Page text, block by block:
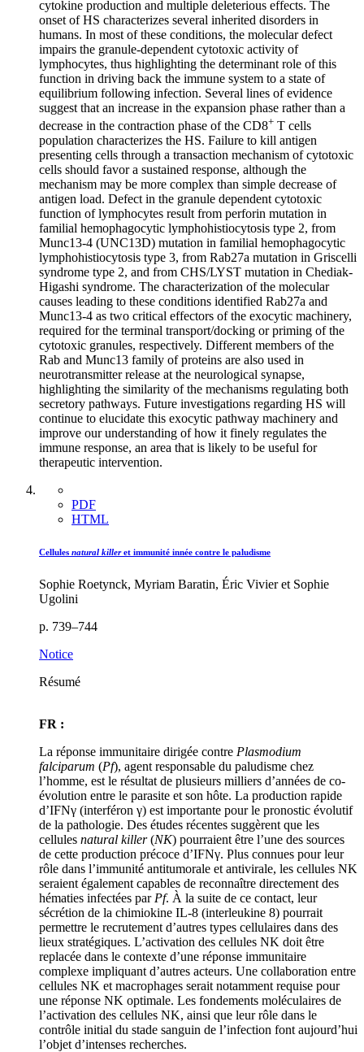
cytokine production and multiple deleterious effects. The
onset of HS characterizes several inherited disorders in
humans. In most of these conditions, the molecular defect
impairs the granule-dependent cytotoxic activity of
lymphocytes, thus highlighting the determinant role of this
function in driving back the immune system to a state of
equilibrium following infection. Several lines of evidence
suggest that an increase in the expansion phase rather than a
decrease in the contraction phase of the CD8+ T cells
population characterizes the HS. Failure to kill antigen
presenting cells through a transaction mechanism of cytotoxic
cells should favor a sustained response, although the
mechanism may be more complex than simple decrease of
antigen load. Defect in the granule dependent cytotoxic
function of lymphocytes result from perforin mutation in
familial hemophagocytic lymphohistiocytosis type 2, from
Munc13-4 (UNC13D) mutation in familial hemophagocytic
lymphohistiocytosis type 3, from Rab27a mutation in Griscelli
syndrome type 2, and from CHS/LYST mutation in Chediak-
Higashi syndrome. The characterization of the molecular
causes leading to these conditions identified Rab27a and
Munc13-4 as two critical effectors of the exocytic machinery,
required for the terminal transport/docking or priming of the
cytotoxic granules, respectively. Different members of the
Rab and Munc13 family of proteins are also used in
neurotransmitter release at the neurological synapse,
highlighting the similarity of the mechanisms regulating both
secretory pathways. Future investigations regarding HS will
continue to elucidate this exocytic pathway machinery and
improve our understanding of how it finely regulates the
immune response, an area that is likely to be useful for
therapeutic intervention.
PDF
HTML
Cellules natural killeret immunité innée contre le paludisme
Sophie Roetynck, Myriam Baratin, Éric Vivier et Sophie
Ugolini
p. 739–744
Notice
Résumé
FR :
La réponse immunitaire dirigée contre Plasmodium
falciparum (Pf), agent responsable du paludisme chez
l’homme, est le résultat de plusieurs milliers d’années de co-
évolution entre le parasite et son hôte. La production rapide
d’IFNγ (interféron γ) est importante pour le pronostic évolutif
de la pathologie. Des études récentes suggèrent que les
cellules natural killer(NK) pourraient être l’une des sources
de cette production précoce d’IFNγ. Plus connues pour leur
rôle dans l’immunité antitumorale et antivirale, les cellules NK
seraient également capables de reconnaître directement des
hématies infectées par Pf. À la suite de ce contact, leur
sécrétion de la chimiokine IL-8 (interleukine 8) pourrait
permettre le recrutement d’autres types cellulaires dans des
lieux stratégiques. L’activation des cellules NK doit être
replacée dans le contexte d’une réponse immunitaire
complexe impliquant d’autres acteurs. Une collaboration entre
cellules NK et macrophages serait notamment requise pour
une réponse NK optimale. Les fondements moléculaires de
l’activation des cellules NK, ainsi que leur rôle dans le
contrôle initial du stade sanguin de l’infection font aujourd’hui
l’objet d’intenses recherches.